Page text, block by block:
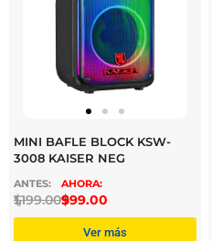
MINI BAFLE BLOCK KSW-
3008 KAISER NEG
$
1,199.00$
999.00
Ver más